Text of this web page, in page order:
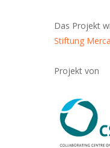
Das Projekt
Stiftung
Projekt von